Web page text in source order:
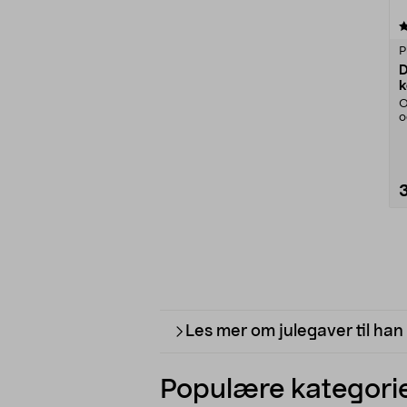
Les mer om julegaver til han
Populære